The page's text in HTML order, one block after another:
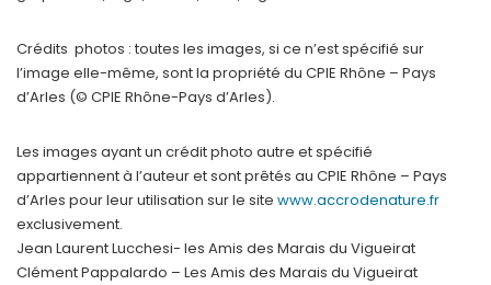
Crédits photos : toutes les images, si ce n’est spécifié sur
l’image elle-même, sont la propriété du CPIE Rhône – Pays
d’Arles (© CPIE Rhône-Pays d’Arles).
Les images ayant un crédit photo autre et spécifié
appartiennent à l’auteur et sont prêtés au CPIE Rhône – Pays
d’Arles pour leur utilisation sur le site www.accrodenature.fr
exclusivement.
Jean Laurent Lucchesi- les Amis des Marais du Vigueirat
Clément Pappalardo – Les Amis des Marais du Vigueirat